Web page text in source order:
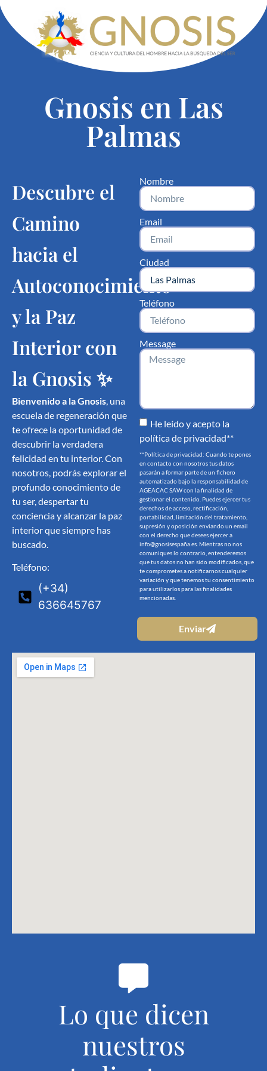
Gnosis en Las
Palmas
Descubre el
Camino
hacia el
Autoconocimiento
y la Paz
Interior con
la Gnosis ✨
Bienvenido a la Gnosis , una
escuela de regeneración que
te ofrece la oportunidad de
descubrir la verdadera
felicidad en tu interior. Con
nosotros, podrás explorar el
profundo conocimiento de
tu ser, despertar tu
conciencia y alcanzar la paz
interior que siempre has
buscado.
Teléfono:
(+34)
636645767
Nombre
Email
Ciudad
Teléfono
Message
He leído y acepto la
política de privacidad**
**Política de privacidad: Cuando te pones
en contacto con nosotros tus datos
pasarán a formar parte de un fichero
automatizado bajo la responsabilidad de
AGEACAC SAW con la finalidad de
gestionar el contenido. Puedes ejercer tus
derechos de acceso, rectificación,
portabilidad, limitación del tratamiento,
supresión y oposición enviando un email
con el derecho que desees ejercer a
info@gnosisespaña.es. Mientras no nos
comuniques lo contrario, entenderemos
que tus datos no han sido modificados, que
te comprometes a notificarnos cualquier
variación y que tenemos tu consentimiento
para utilizarlos para las finalidades
mencionadas.
Enviar
Lo que dicen
nuestros